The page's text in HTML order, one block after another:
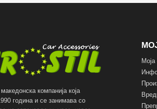
компанија која
година и се занимава со